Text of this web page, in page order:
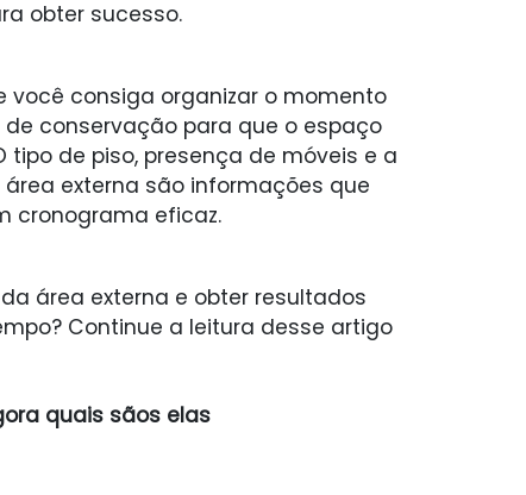
obter sucesso.
consiga organizar o momento
conservação para que o espaço
de piso, presença de móveis e a
externa são informações que
cronograma eficaz.
área externa e obter resultados
Continue a leitura desse artigo
quais sãos elas